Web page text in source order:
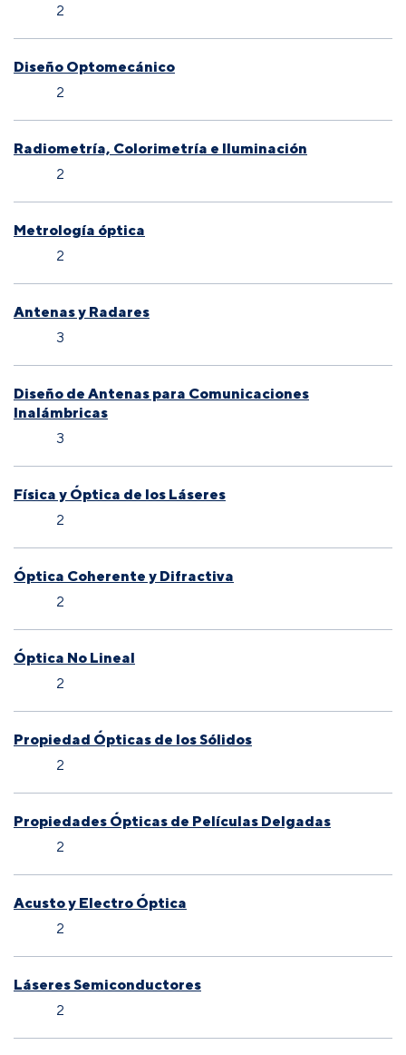
2
Diseño Optomecánico
2
Radiometría, Colorimetría e Iluminación
2
Metrología óptica
2
Antenas y Radares
3
Diseño de Antenas para Comunicaciones
Inalámbricas
3
Física y Óptica de los Láseres
2
Óptica Coherente y Difractiva
2
Óptica No Lineal
2
Propiedad Ópticas de los Sólidos
2
Propiedades Ópticas de Películas Delgadas
2
Acusto y Electro Óptica
2
Láseres Semiconductores
2